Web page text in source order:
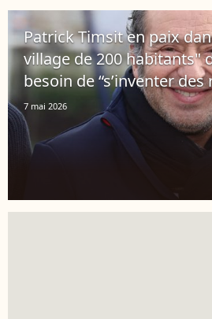
Patrick Timsit en paix
village de 200 habitants"
besoin de “s’inventer des
7 mai 2026